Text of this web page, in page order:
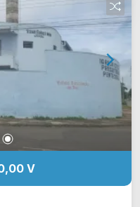
feminino;
WhatsApp e
-
V